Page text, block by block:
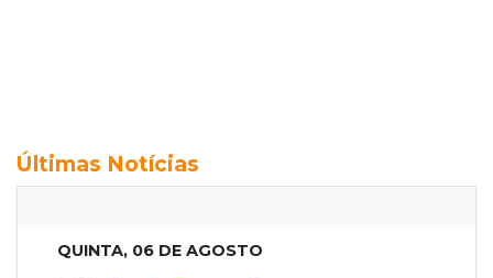
Últimas Notícias
QUINTA, 06 DE AGOSTO